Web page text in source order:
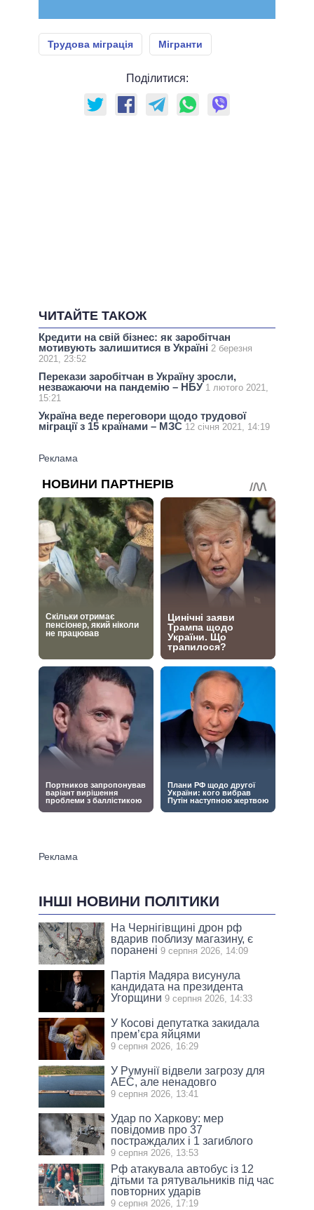
Трудова міграція Мігранти
Поділитися:
ЧИТАЙТЕ ТАКОЖ
Кредити на свій бізнес: як заробітчан
мотивують залишитися в Україні 2 березня
2021, 23:52
Перекази заробітчан в Україну зросли,
незважаючи на пандемію – НБУ 1 лютого 2021,
15:21
Україна веде переговори щодо трудової
міграції з 15 країнами – МЗС 12 січня 2021, 14:19
ІНШІ НОВИНИ ПОЛІТИКИ
На Чернігівщині дрон рф
вдарив поблизу магазину, є
поранені 9 серпня 2026, 14:09
Партія Мадяра висунула
кандидата на президента
Угорщини 9 серпня 2026, 14:33
У Косові депутатка закидала
прем’єра яйцями
9 серпня 2026, 16:29
У Румунії відвели загрозу для
АЕС, але ненадовго
9 серпня 2026, 13:41
Удар по Харкову: мер
повідомив про 37
постраждалих і 1 загиблого
9 серпня 2026, 13:53
Рф атакувала автобус із 12
дітьми та рятувальників під час
повторних ударів
9 серпня 2026, 17:19